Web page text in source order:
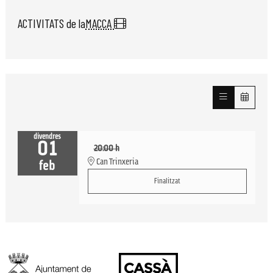
ACTIVITATS de laMACCA
divendres
01
feb
20:00 h
Can Trinxeria
Finalitzat